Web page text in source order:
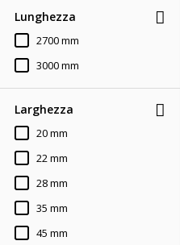
Lunghezza
2700 mm
3000 mm
Larghezza
20 mm
22 mm
28 mm
35 mm
45 mm